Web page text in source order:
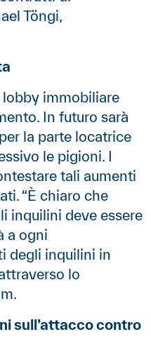
Töngi,
immobiliare
In futuro sarà
la parte locatrice
le pigioni. I
tali aumenti
“È chiaro che
inquilini deve essere
a ogni
degli inquilini in
lo
sull’attacco contro